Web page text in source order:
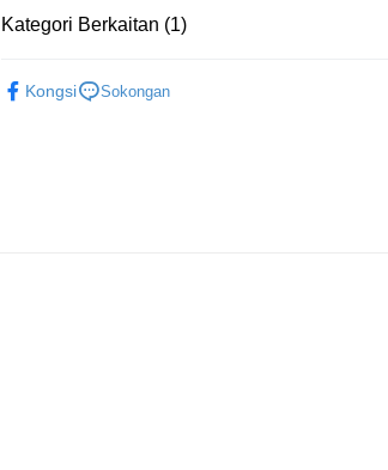
Google Pay
Plus PAY
Kategori Berkaitan (1)
Kongsi
Sokongan